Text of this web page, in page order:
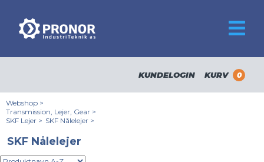
KUNDELOGIN KURV 0
Webshop >
Transmission, Lejer, Gear >
SKF Lejer > SKF Nålelejer >
SKF Nålelejer